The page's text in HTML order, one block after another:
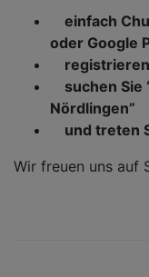
einfach
oder Google
registrieren
suchen Sie
Nördlingen”
und treten
Wir freuen uns auf